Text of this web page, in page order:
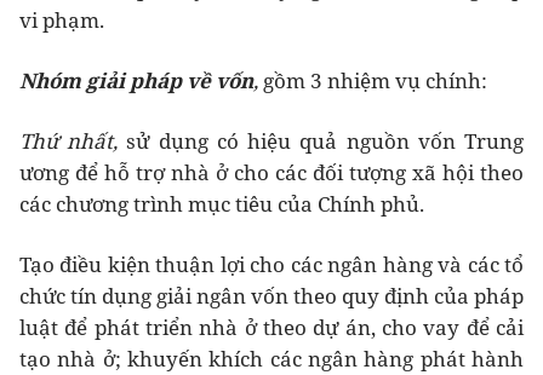
vi phạm.
Nhóm giải pháp về vốn, gồm 3 nhiệm vụ chính:
Thứ nhất, sử dụng có hiệu quả nguồn vốn Trung
ương để hỗ trợ nhà ở cho các đối tượng xã hội theo
các chương trình mục tiêu của Chính phủ.
Tạo điều kiện thuận lợi cho các ngân hàng và các tổ
chức tín dụng giải ngân vốn theo quy định của pháp
luật để phát triển nhà ở theo dự án, cho vay để cải
tạo nhà ở; khuyến khích các ngân hàng phát hành